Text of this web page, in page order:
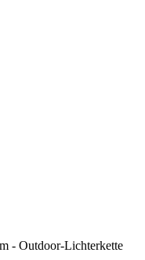
- Outdoor-Lichterkette